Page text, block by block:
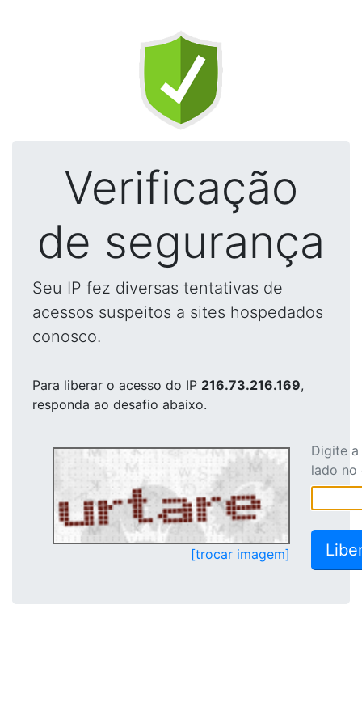
Verificação
de segurança
Seu IP fez diversas tentativas de
acessos suspeitos a sites hospedados
conosco.
Para liberar o acesso do IP 216.73.216.169,
responda ao desafio abaixo.
[trocar imagem]
Digite
lado no